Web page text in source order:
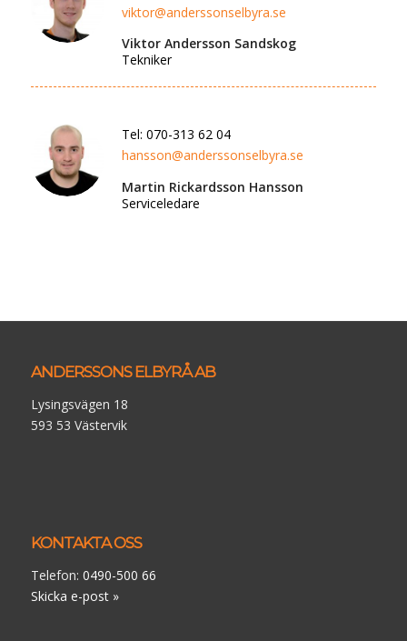
viktor@anderssonselbyra.se
Viktor Andersson Sandskog
Tekniker
Tel: 070-313 62 04
hansson@anderssonselbyra.se
Martin Rickardsson Hansson
Serviceledare
ANDERSSONS ELBYRÅ AB
Lysingsvägen 18
593 53 Västervik
KONTAKTA OSS
Telefon: 0490-500 66
Skicka e-post »